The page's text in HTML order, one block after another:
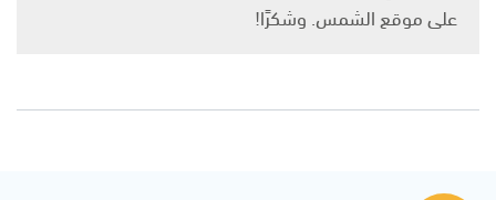
على موقع الشمس. وشكرًا!